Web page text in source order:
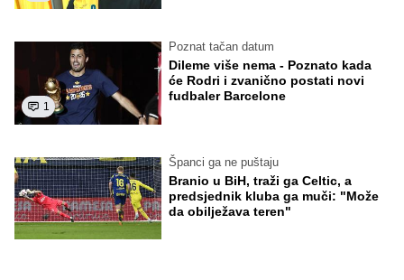
1
Poznat tačan datum
Dileme više nema - Poznato kada
će Rodri i zvanično postati novi
fudbaler Barcelone
Španci ga ne puštaju
Branio u BiH, traži ga Celtic, a
predsjednik kluba ga muči: "Može
da obilježava teren"